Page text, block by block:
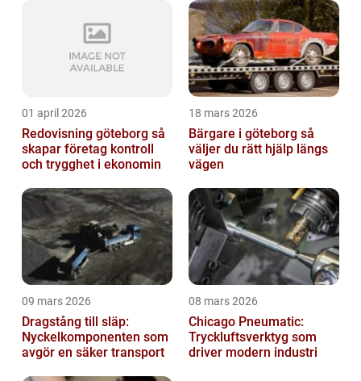
01 april 2026
Redovisning göteborg så
skapar företag kontroll
och trygghet i ekonomin
18 mars 2026
Bärgare i göteborg så
väljer du rätt hjälp längs
vägen
09 mars 2026
Dragstång till släp:
Nyckelkomponenten som
avgör en säker transport
08 mars 2026
Chicago Pneumatic:
Tryckluftsverktyg som
driver modern industri